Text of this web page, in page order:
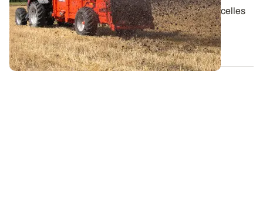
Les pratiques culturales mises en œuvre sur les parcelles
de l’observatoire PhosphoBio ont...
22 MAI 2023